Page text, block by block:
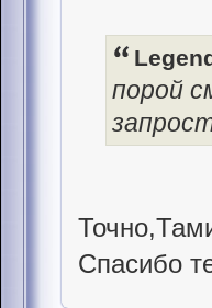
порой
Спасибо